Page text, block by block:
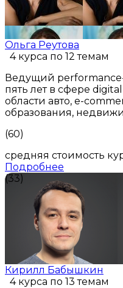
Ольга Реутова
4 курса по 12 темам
Ведущий
пять лет в сфере
области авто, e-
образования,
(60)
средняя стоимость
Подробнее
(33)
Кирилл Бабышкин
4 курса по 13 темам